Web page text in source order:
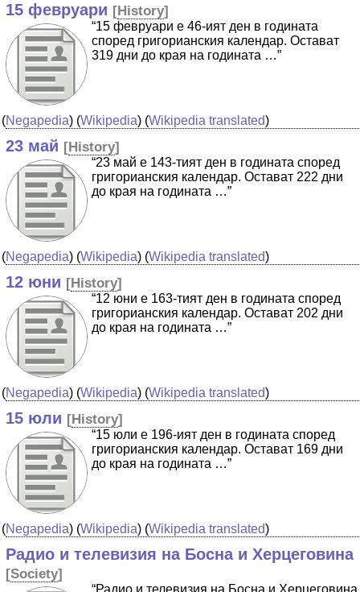
15 февруари [History]
“15 февруари е 46-ият ден в годината
според григорианския календар. Остават
319 дни до края на годината …”
(Negapedia) (Wikipedia) (Wikipedia translated)
23 май [History]
“23 май е 143-тият ден в годината според
григорианския календар. Остават 222 дни
до края на годината …”
(Negapedia) (Wikipedia) (Wikipedia translated)
12 юни [History]
“12 юни е 163-тият ден в годината според
григорианския календар. Остават 202 дни
до края на годината …”
(Negapedia) (Wikipedia) (Wikipedia translated)
15 юли [History]
“15 юли е 196-ият ден в годината според
григорианския календар. Остават 169 дни
до края на годината …”
(Negapedia) (Wikipedia) (Wikipedia translated)
Радио и телевизия на Босна и Херцеговина
[Society]